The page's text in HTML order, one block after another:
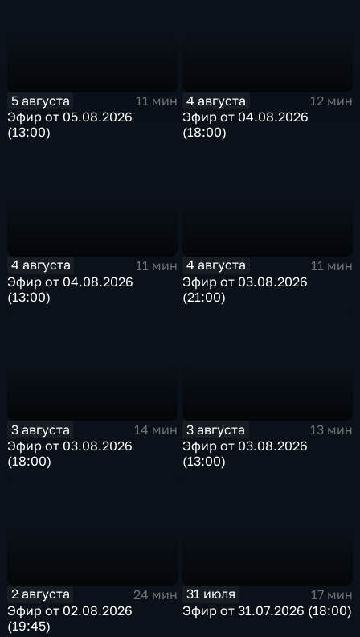
5 августа
11 мин
Эфир от 05.08.2026
(13:00)
4 августа
12 мин
Эфир от 04.08.2026
(18:00)
4 августа
11 мин
Эфир от 04.08.2026
(13:00)
4 августа
11 мин
Эфир от 03.08.2026
(21:00)
3 августа
14 мин
Эфир от 03.08.2026
(18:00)
3 августа
13 мин
Эфир от 03.08.2026
(13:00)
2 августа
24 мин
Эфир от 02.08.2026
(19:45)
31 июля
17 мин
Эфир от 31.07.2026 (18:00)